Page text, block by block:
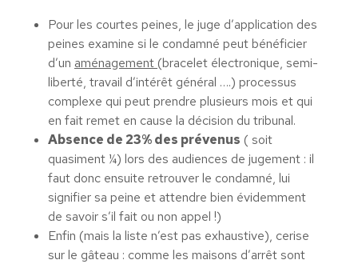
Pour les courtes peines, le juge d’application des
peines examine si le condamné peut bénéficier
d’un aménagement (bracelet électronique, semi-
liberté, travail d’intérêt général ….) processus
complexe qui peut prendre plusieurs mois et qui
en fait remet en cause la décision du tribunal.
Absence de 23% des prévenus ( soit
quasiment ¼) lors des audiences de jugement : il
faut donc ensuite retrouver le condamné, lui
signifier sa peine et attendre bien évidemment
de savoir s’il fait ou non appel !)
Enfin (mais la liste n’est pas exhaustive), cerise
sur le gâteau : comme les maisons d’arrêt sont